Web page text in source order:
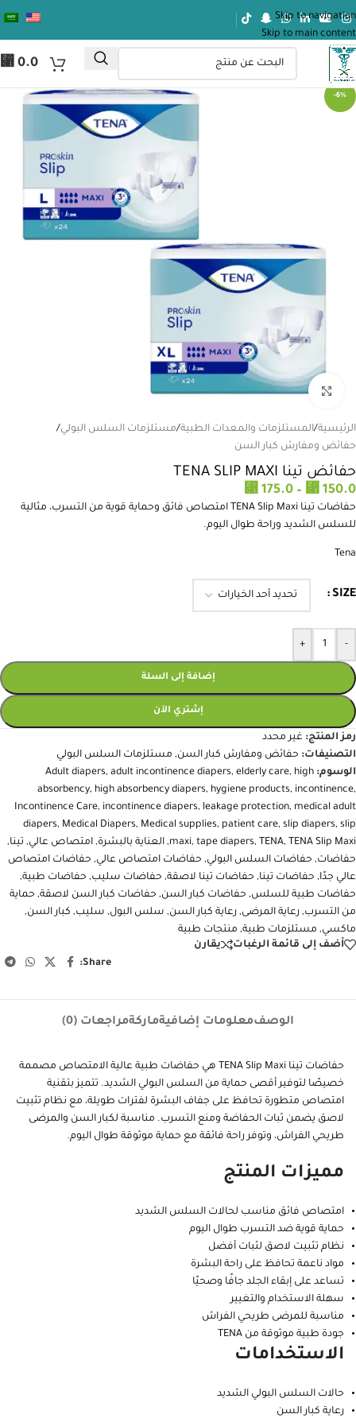
Skip to navigation
Skip to main content
⃁ 0.0
-6%
انقر للتكبير
الرئيسية/المستلزمات والمعدات الطبية/مستلزمات السلس البولي/
حفائض ومفارش كبار السن
حفائض تينا TENA SLIP MAXI
⃁ 150.0
–
⃁ 175.0
حفاضات تينا TENA Slip Maxi امتصاص فائق وحماية قوية من التسرب، مثالية
للسلس الشديد وراحة طوال اليوم.
Tena
SIZE
-
+
إضافة إلى السلة
إشتري الآن
رمز المنتج: غير محدد
التصنيفات: حفائض ومفارش كبار السن, مستلزمات السلس البولي
الوسوم:
Adult diapers, adult incontinence diapers, elderly care, high
absorbency, high absorbency diapers, hygiene products, incontinence,
Incontinence Care, incontinence diapers, leakage protection, medical adult
diapers, Medical Diapers, Medical supplies, patient care, slip diapers, slip
maxi, tape diapers, TENA, TENA Slip Maxi
, العناية بالبشرة, امتصاص عالي, تينا,
حفاضات, حفاضات السلس البولي, حفاضات امتصاص عالي, حفاضات امتصاص
عالي جدًا, حفاضات تينا, حفاضات تينا لاصقة, حفاضات سليب, حفاضات طبية,
حفاضات طبية للسلس, حفاضات كبار السن, حفاضات كبار السن لاصقة, حماية
من التسرب, رعاية المرضى, رعاية كبار السن, سلس البول, سليب, كبار السن,
ماكسي, مستلزمات طبية, منتجات طبية
أضف إلى قائمة الرغبات
يقارن
Share:
الوصفمعلومات إضافيةماركةمراجعات (0)
حفاضات تينا TENA Slip Maxi هي حفاضات طبية عالية الامتصاص مصممة
خصيصًا لتوفير أقصى حماية من السلس البولي الشديد. تتميز بتقنية
امتصاص متطورة تحافظ على جفاف البشرة لفترات طويلة، مع نظام تثبيت
لاصق يضمن ثبات الحفاضة ومنع التسرب. مناسبة لكبار السن والمرضى
طريحي الفراش، وتوفر راحة فائقة مع حماية موثوقة طوال اليوم.
مميزات المنتج
امتصاص فائق مناسب لحالات السلس الشديد
حماية قوية ضد التسرب طوال اليوم
نظام تثبيت لاصق لثبات أفضل
مواد ناعمة تحافظ على راحة البشرة
تساعد على إبقاء الجلد جافًا وصحيًا
سهلة الاستخدام والتغيير
مناسبة للمرضى طريحي الفراش
جودة طبية موثوقة من TENA
الاستخدامات
حالات السلس البولي الشديد
رعاية كبار السن